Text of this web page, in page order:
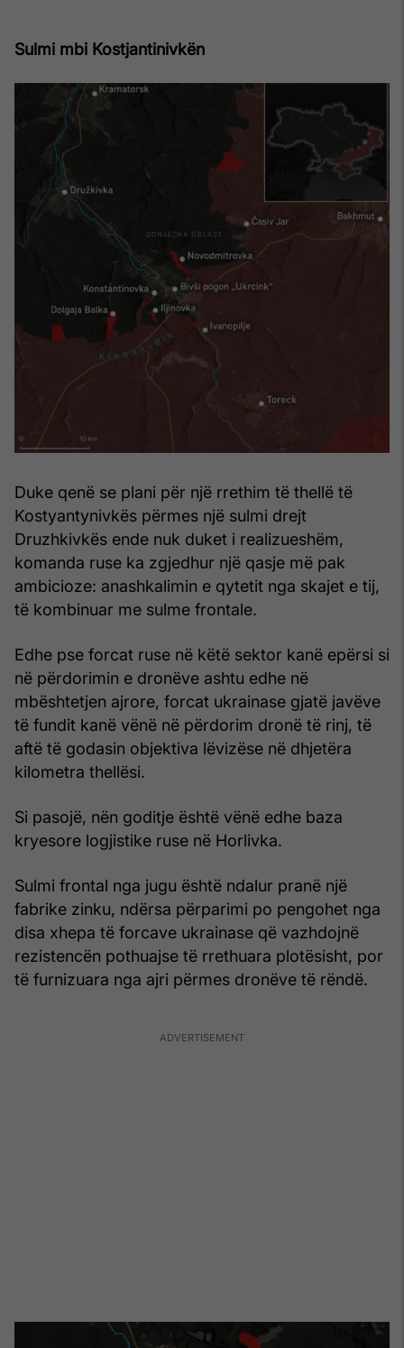
Sulmi mbi Kostjantinivkën
Duke qenë se plani për një rrethim të thellë të
Kostyantynivkës përmes një sulmi drejt
Druzhkivkës ende nuk duket i realizueshëm,
komanda ruse ka zgjedhur një qasje më pak
ambicioze: anashkalimin e qytetit nga skajet e tij,
të kombinuar me sulme frontale.
Edhe pse forcat ruse në këtë sektor kanë epërsi si
në përdorimin e dronëve ashtu edhe në
mbështetjen ajrore, forcat ukrainase gjatë javëve
të fundit kanë vënë në përdorim dronë të rinj, të
aftë të godasin objektiva lëvizëse në dhjetëra
kilometra thellësi.
Si pasojë, nën goditje është vënë edhe baza
kryesore logjistike ruse në Horlivka.
Sulmi frontal nga jugu është ndalur pranë një
fabrike zinku, ndërsa përparimi po pengohet nga
disa xhepa të forcave ukrainase që vazhdojnë
rezistencën pothuajse të rrethuara plotësisht, por
të furnizuara nga ajri përmes dronëve të rëndë.